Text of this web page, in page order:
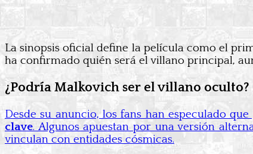
La sinopsis oficial define la película como el
ha confirmado quién será el villano principal,
¿Podría Malkovich ser el villano oculto?
Desde su anuncio, los fans han especulado
clave. Algunos apuestan por una versión
vinculan con entidades cósmicas.